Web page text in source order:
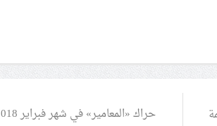
حراك «المعامير» في شهر فبراير 2018: أكثر من 25 تظاهرة غاضبة